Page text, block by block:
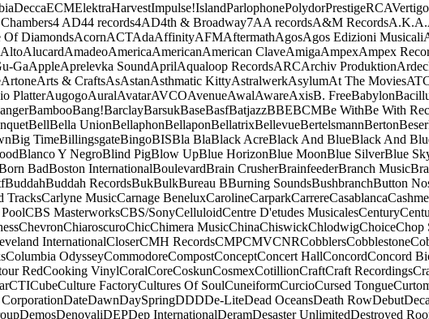
DeccaECMElektraHarvestImpulse!IslandParlophonePolydorPrestigeRCAVertigo
4 AD44 records4AD4th & Broadway7AA recordsA&M RecordsA.K.A.
Of DiamondsAcornACTAdaAffinityAFMAftermathAgosAgos Edizioni Musicali
AltoAlucardAmadeoAmericaAmericanAmerican ClaveAmigaAmpexAmpex
GaAppleAprelevka SoundAprilAqualoop RecordsARCArchiv Produktion
ArtoneArts & CraftsAsAstanAsthmatic KittyAstralwerkAsylumAt The Movies
PlatterAugogoAuralAvatarAVCOAvenueAwalAwareAxisB. FreeBabylon
BambooBang!BarclayBarsukBaseBasfBatjazzBBEBCMBe WithBe With
BellBella UnionBellaphonBellaponBellatrixBellevueBertelsmannBerton
Big TimeBillingsgateBingoBISBla BlaBlack AcreBlack And BlueBlack And
Blanco Y NegroBlind PigBlow UpBlue HorizonBlue MoonBlue SilverBlue
BadBoston InternationalBoulevardBrain CrusherBrainfeederBranch Music
BuddahBuddah RecordsBukBulkBureau BBurning SoundsBushbranchButton
TracksCarlyne MusicCarnage BeneluxCarolineCarparkCarrereCasablanca
CBS MasterworksCBS/SonyCelluloidCentre D'etudes MusicalesCentury
ChevronChiaroscuroChicChimera MusicChinaChiswickChlodwigChoiceChop
InternationalCloserCMH RecordsCMPCMVCNRCobblersCobblestone
Columbia OdysseyCommodoreCompostConceptConcert HallConcordConcord
RedCooking VinylCoralCoreCoskunCosmexCotillionCraftCraft Recordings
CTICubeCulture FactoryCultures Of SoulCuneiformCurcioCursed Tongue
DateDawnDaySpringDDDDe-LiteDead OceansDeath RowDebut
DemosDenovaliDEPDep InternationalDeramDesaster UnlimitedDestroyed